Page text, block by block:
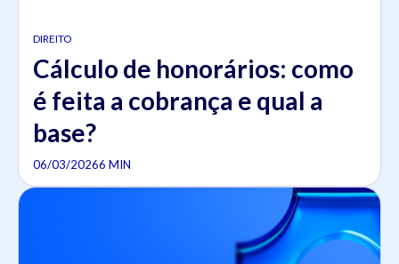
DIREITO
Cálculo de honorários: como
é feita a cobrança e qual a
base?
06/03/20266 MIN